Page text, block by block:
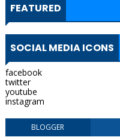
FEATURED
SOCIAL MEDIA ICONS
facebook
twitter
youtube
instagram
BLOGGER